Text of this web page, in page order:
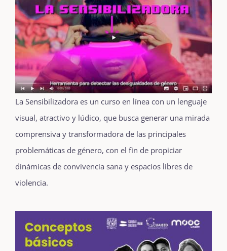
La Sensibilizadora es un curso en línea con un lenguaje
visual, atractivo y lúdico, que busca generar una mirada
comprensiva y transformadora de las principales
problemáticas de género, con el fin de propiciar
dinámicas de convivencia sana y espacios libres de
violencia.